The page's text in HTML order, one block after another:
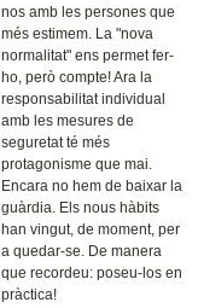
nos amb les persones que
més estimem. La "nova
normalitat" ens permet fer-
ho, però compte! Ara la
responsabilitat individual
amb les mesures de
seguretat té més
protagonisme que mai.
Encara no hem de baixar la
guàrdia. Els nous hàbits
han vingut, de moment, per
a quedar-se. De manera
que recordeu: poseu-los en
pràctica!